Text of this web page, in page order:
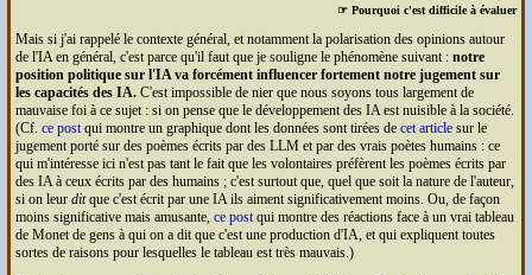
☞ Pourquoi c'est difficile à évaluer
Mais si j'ai rappelé le contexte général, et notamment la polarisation des opinions autour
de l'IAen général, c'est parce qu'il faut que je souligne le phénomène suivant : notre
position politique sur l'IAva forcément influencer fortement notre jugement sur
les capacités des IA.C'est impossible de nier que nous soyons tous largement de
mauvaise foi à ce sujet : si on pense que le développement des IAest nuisible à la société.
(Cf. ce postqui montre un graphique dont les données sont tirées de cet articlesur le
jugement porté sur des poèmes écrits par des LLMet par des vrais poètes humains : ce
qui m'intéresse ici n'est pas tant le fait que les volontaires préfèrent les poèmes écrits par
des IAà ceux écrits par des humains ; c'est surtout que, quel que soit la nature de l'auteur,
si on leur ditque c'est écrit par une IAils aiment significativement moins. Ou, de façon
moins significative mais amusante, ce postqui montre des réactions face à un vrai tableau
de Monet de gens à qui on a dit que c'est une production d'IA, et qui expliquent toutes
sortes de raisons pour lesquelles le tableau est très mauvais.)